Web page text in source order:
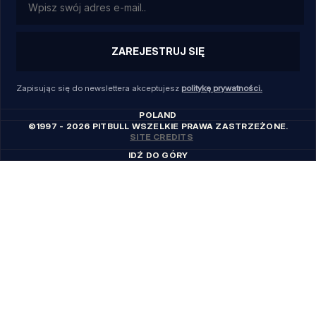
ZAREJESTRUJ SIĘ
Zapisując się do newslettera akceptujesz politykę prywatności.
POLAND
©1997 - 2026 PITBULL WSZELKIE PRAWA ZASTRZEŻONE.
SITE CREDITS
IDŹ DO GÓRY